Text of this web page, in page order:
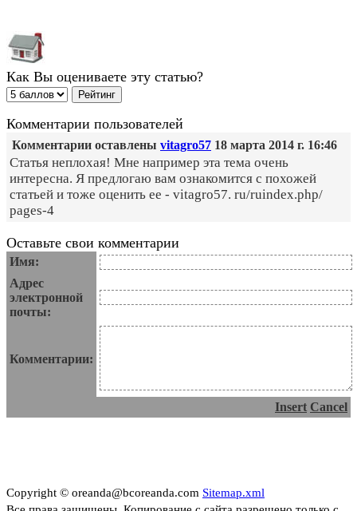
Как Вы оцениваете эту статью?
Комментарии пользователей
Комментарии оставлены vitagro57 18 марта 2014 г. 16:46
Статья неплохая! Мне например эта тема очень
интересна. Я предлогаю вам ознакомится с похожей
статьей и тоже оценить ее - vitagro57. ru/ruindex.php/
pages-4
Оставьте свои комментарии
Имя:
Адрес
электронной
почты:
Комментарии:
Insert Cancel
Copyright © oreanda@bcoreanda.com Sitemap.xml